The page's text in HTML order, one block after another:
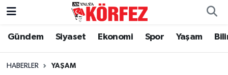
Gündem Siyaset Ekonomi Spor Yaşam
HABERLER YAŞAM
Gündem
Siyaset
Nöbetçi Eczaneler
Hava Durumu